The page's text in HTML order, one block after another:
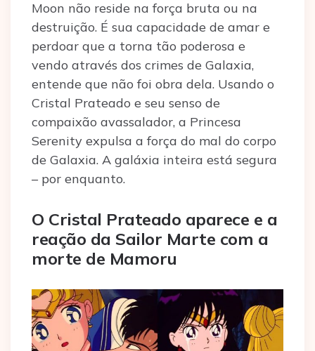
Moon não reside na força bruta ou na
destruição. É sua capacidade de amar e
perdoar que a torna tão poderosa e
vendo através dos crimes de Galaxia,
entende que não foi obra dela. Usando o
Cristal Prateado e seu senso de
compaixão avassalador, a Princesa
Serenity expulsa a força do mal do corpo
de Galaxia. A galáxia inteira está segura
– por enquanto.
O Cristal Prateado aparece e a
reação da Sailor Marte com a
morte de Mamoru